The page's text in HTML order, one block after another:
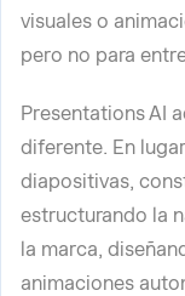
visuales o
pero no para
Presentations AI
diferente. En
diapositivas,
estructurando la
la marca,
animaciones